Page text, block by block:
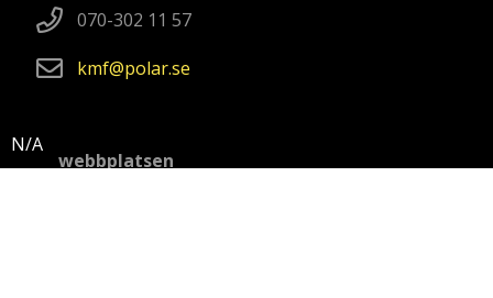
070-302 11 57
kmf
polarse
Om webbplatsen